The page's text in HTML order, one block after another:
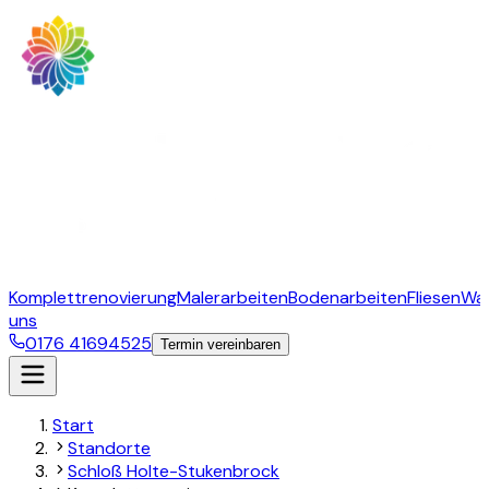
KomplettrenovierungMalerarbeitenBodenarbeitenFliesen
uns
0176 41694525 Termin vereinbaren
Start
Standorte
Schloß Holte-Stukenbrock